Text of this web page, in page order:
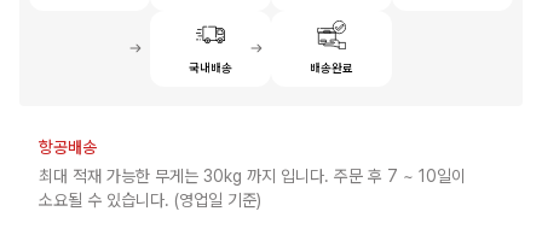
국내배송 배송완료
항공배송
최대 적재 가능한 무게는 30kg 까지 입니다. 주문 후 7 ~ 10일이
소요될 수 있습니다. (영업일 기준)